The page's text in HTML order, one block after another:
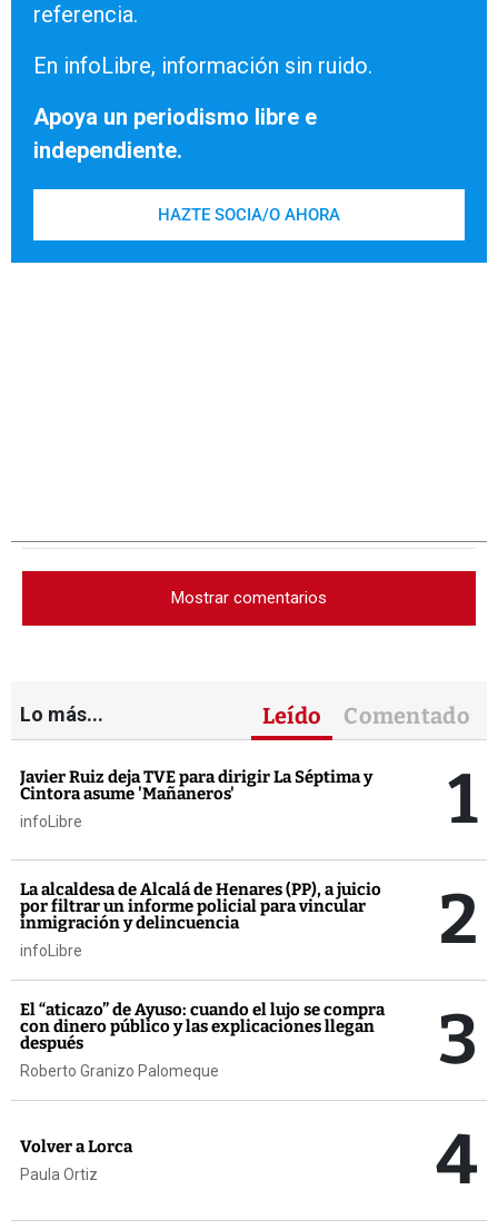
referencia.
En infoLibre, información sin ruido.
Apoya un periodismo libre e
independiente.
HAZTE SOCIA/O AHORA
Mostrar comentarios
Lo más... Leído Comentado
Javier Ruiz deja TVE para dirigir La Séptima y
Cintora asume 'Mañaneros'
infoLibre 1
La alcaldesa de Alcalá de Henares (PP), a juicio
por filtrar un informe policial para vincular
inmigración y delincuencia
infoLibre 2
El “aticazo” de Ayuso: cuando el lujo se compra
con dinero público y las explicaciones llegan
después
Roberto Granizo Palomeque 3
Volver a Lorca
Paula Ortiz 4